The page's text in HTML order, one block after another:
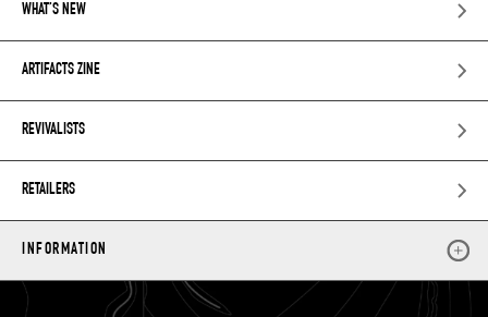
WHAT’S NEW
ARTIFACTS ZINE
REVIVALISTS
RETAILERS
INFORMATION